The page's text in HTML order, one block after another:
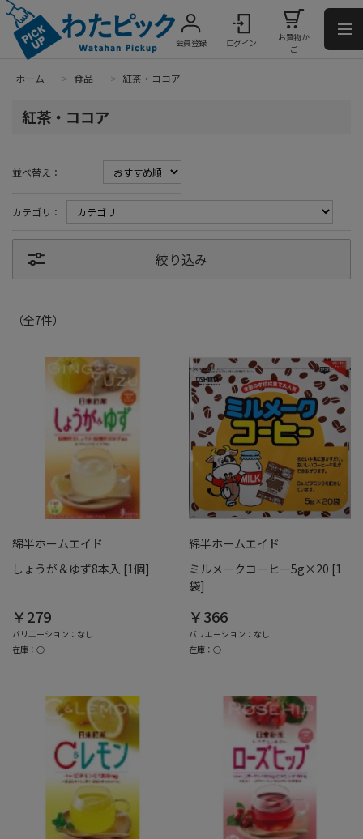
会員登録 ログイン
お買物か
ご
ホーム > 食品 > 紅茶・ココア
紅茶・ココア
並べ替え：
カテゴリ：
絞り込み
（全7件）
綿半ホームエイド
しょうが＆ゆず8本入 [1個]
￥279
バリエーション：なし
在庫：○
綿半ホームエイド
ミルメークコーヒー5g×20 [1
袋]
￥366
バリエーション：なし
在庫：○